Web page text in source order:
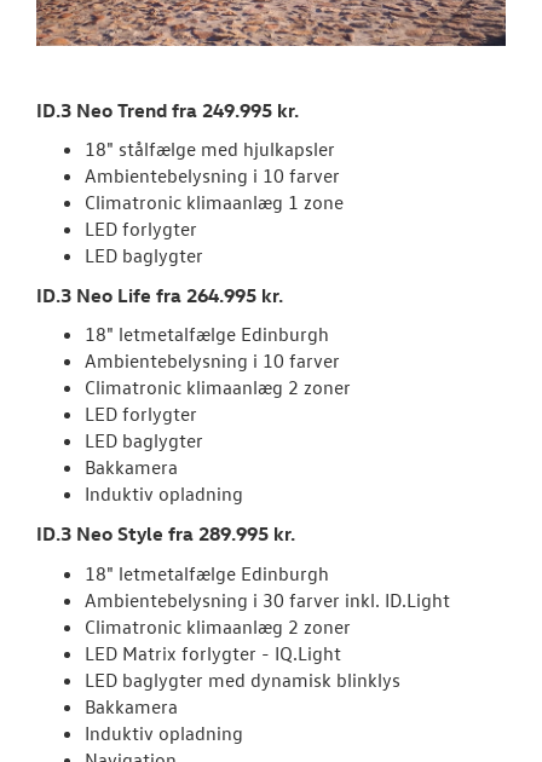
CALIFORNIA
ID.3 Neo Trend fra 249.995 kr.
18" stålfælge med hjulkapsler
Ambientebelysning i 10 farver
Climatronic klimaanlæg 1 zone
LED forlygter
LED baglygter
ID.3 Neo Life fra 264.995 kr.
18" letmetalfælge Edinburgh
Ambientebelysning i 10 farver
Climatronic klimaanlæg 2 zoner
LED forlygter
LED baglygter
Bakkamera
Induktiv opladning
ID.3 Neo Style fra 289.995 kr.
18" letmetalfælge Edinburgh
Ambientebelysning i 30 farver inkl. ID.Light
Climatronic klimaanlæg 2 zoner
LED Matrix forlygter - IQ.Light
LED baglygter med dynamisk blinklys
Bakkamera
Induktiv opladning